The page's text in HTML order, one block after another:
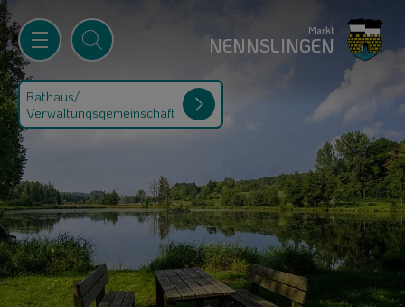
Markt
NENNSLINGEN
Rathaus/
Verwaltungsgemeinschaft